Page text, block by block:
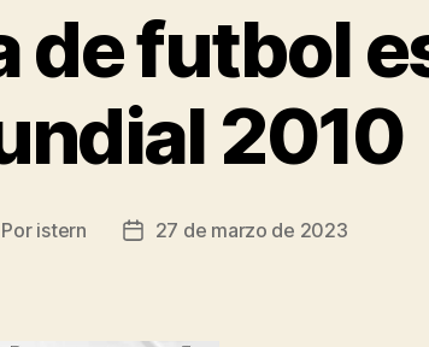
de futbol
2010
Por istern
Fecha27 de marzo de 2023